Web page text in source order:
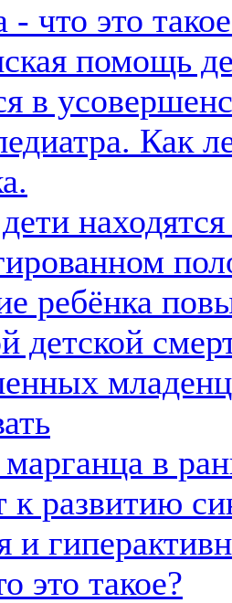
- что это
помощь
в
Как
ребёнка
детской
в
к развитию
и
это такое?